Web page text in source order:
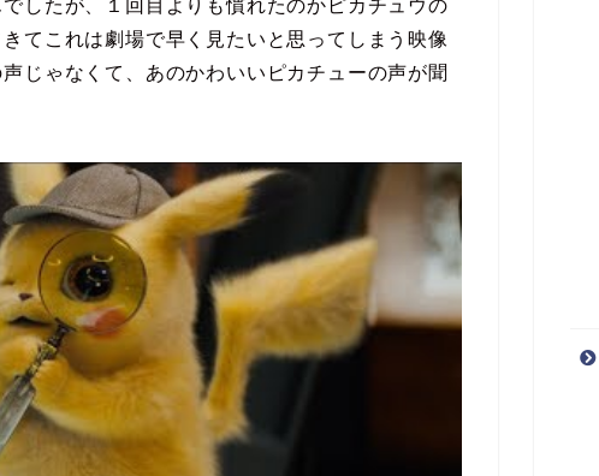
したが、１回目よりも慣れたのかピカチュウの
てこれは劇場で早く見たいと思ってしまう映像
じゃなくて、あのかわいいピカチューの声が聞